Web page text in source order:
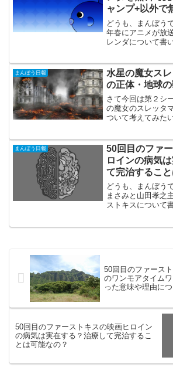
ャンプ+以外で
どうも、まんぼう
年春にアニメが放
レンダについて書
非常に面白いマン
はとても嬉しい限
まんぼう日報
水星の魔女ス
の正体・地球
さて今回は第２シ
の魔女のスレッタ
ついて考えてみた
す。1.スレッタマ
サマヤの体に生ま
まんぼう日報
50回目のファ
ロインの病気
て完治するこ
どうも、まんぼう
まさみと山田孝之
ストキスについて
50回目のファース
のワンモアタイム
った意味や理由に
50回目のファーストキスの映画ヒロイン
の病気は実在する？治療して完治するこ
とは可能なの？